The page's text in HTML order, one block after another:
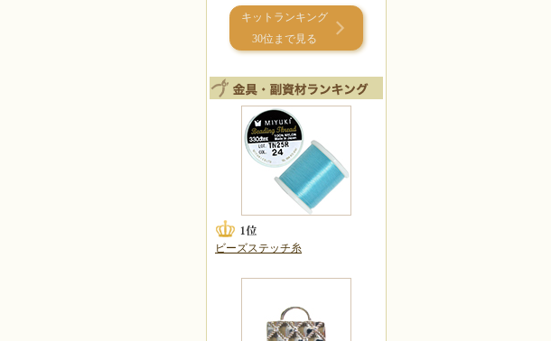
キットランキング
30位まで見る
ビーズステッチ糸